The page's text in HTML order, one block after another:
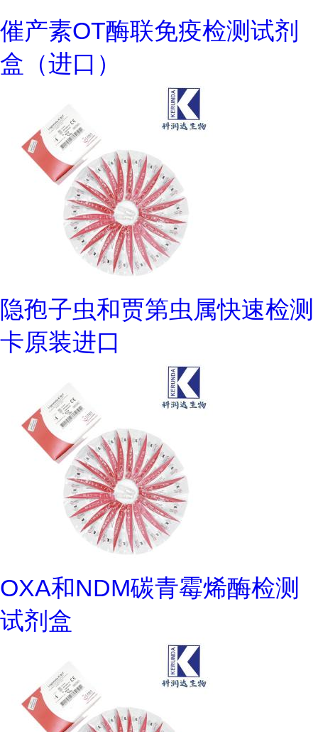
催产素OT酶联免疫检测试剂
盒（进口）
隐孢子虫和贾第虫属快速检测
卡原装进口
OXA和NDM碳青霉烯酶检测
试剂盒